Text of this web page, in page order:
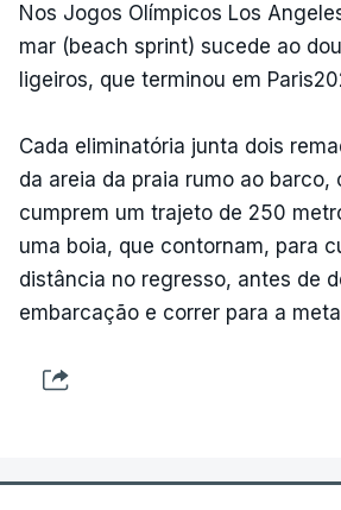
Nos Jogos Olímpicos Los
mar (beach sprint) sucede ao
ligeiros, que terminou em
Cada eliminatória junta dois
da areia da praia rumo ao barco,
cumprem um trajeto de 250
uma boia, que contornam, para
distância no regresso, antes de
embarcação e correr para a